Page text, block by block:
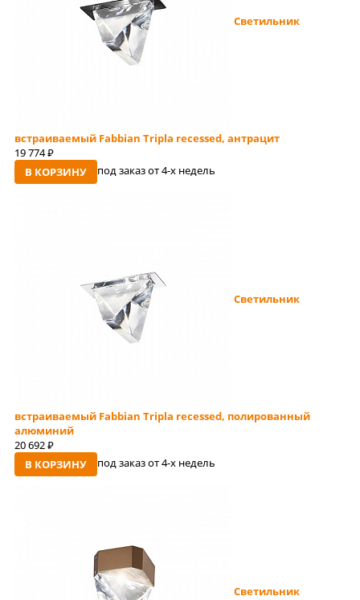
Светильник
встраиваемый Fabbian Tripla recessed, антрацит
19 774 руб
В КОРЗИНУ под заказ от 4-x недель
Светильник
встраиваемый Fabbian Tripla recessed, полированный
алюминий
20 692 руб
В КОРЗИНУ под заказ от 4-x недель
Светильник